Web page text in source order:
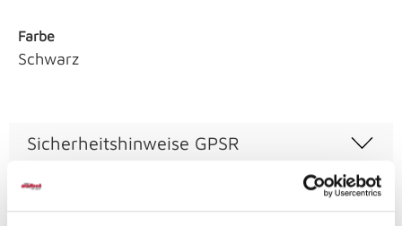
Farbe
Schwarz
Sicherheitshinweise GPSR